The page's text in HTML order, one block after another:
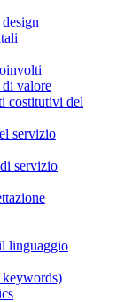
di valore
costitutivi del
servizio
servizio
linguaggio
keywords)